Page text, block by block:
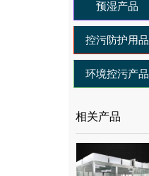
预湿产品
控污防护用品
环境控污产品
相关产品